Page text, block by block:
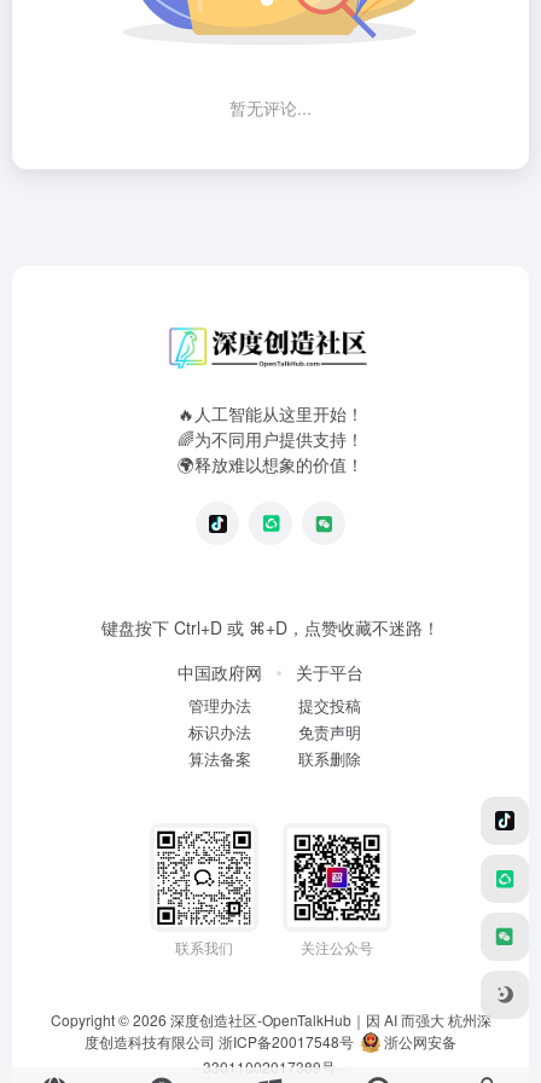
暂无评论...
🔥人工智能从这里开始！
🌈为不同用户提供支持！
🌍释放难以想象的价值！
键盘按下 Ctrl+D 或 ⌘+D，点赞收藏不迷路！
中国政府网
管理办法
标识办法
算法备案
关于平台
提交投稿
免责声明
联系删除
联系我们 关注公众号
Copyright © 2026 深度创造社区-OpenTalkHub｜因 AI 而强大 杭州深
度创造科技有限公司 浙ICP备20017548号
浙公网安备
33011002017389号